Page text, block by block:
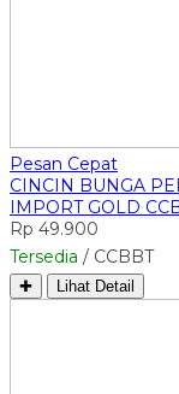
Pesan Cepat
CINCIN BUNGA
IMPORT GOLD
Rp 49.900
Tersedia / CCBBT
✚ Lihat Detail